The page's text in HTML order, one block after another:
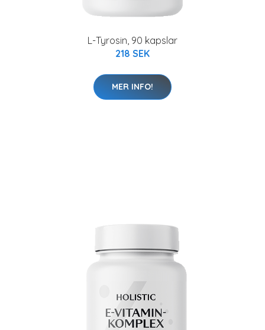
L-Tyrosin, 90 kapslar
218 SEK
MER INFO!